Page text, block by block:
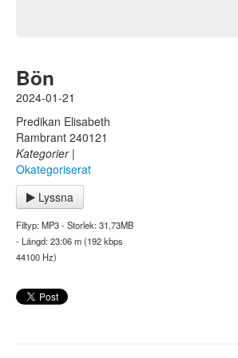
Bön
2024-01-21
Predikan Elisabeth
Rambrant 240121
Kategorier|
Okategoriserat
Lyssna
Filtyp: MP3 - Storlek: 31,73MB
- Längd: 23:06 m (192 kbps
44100 Hz)